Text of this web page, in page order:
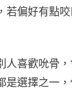
若偏好有點
人喜歡吮骨
是選擇之一